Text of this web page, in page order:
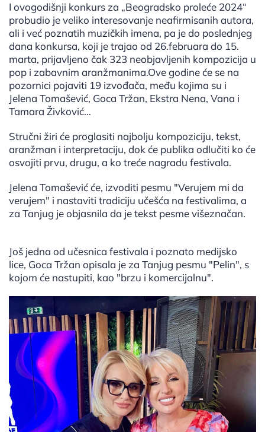
I ovogodišnji konkurs za „Beogradsko proleće 2024“
probudio je veliko interesovanje neafirmisanih autora,
ali i već poznatih muzičkih imena, pa je do poslednjeg
dana konkursa, koji je trajao od 26.februara do 15.
marta, prijavljeno čak 323 neobjavljenih kompozicija u
pop i zabavnim aranžmanima.Ove godine će se na
pozornici pojaviti 19 izvođača, među kojima su i
Jelena Tomašević, Goca Tržan, Ekstra Nena, Vana i
Tamara Živković…
Stručni žiri će proglasiti najbolju kompoziciju, tekst,
aranžman i interpretaciju, dok će publika odlučiti ko će
osvojiti prvu, drugu, a ko treće nagradu festivala.
Jelena Tomašević će, izvoditi pesmu "Verujem mi da
verujem" i nastaviti tradiciju učešća na festivalima, a
za Tanjug je objasnila da je tekst pesme višeznačan.
Još jedna od učesnica festivala i poznato medijsko
lice, Goca Tržan opisala je za Tanjug pesmu "Pelin", s
kojom će nastupiti, kao "brzu i komercijalnu".